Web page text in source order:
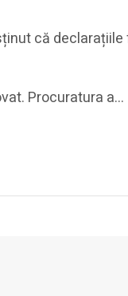
că
Procuratura a…